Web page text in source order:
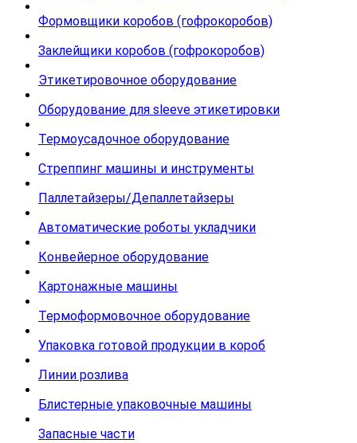
Формовщики коробов (гофрокоробов)
Заклейщики коробов (гофрокоробов)
Этикетировочное оборудование
Оборудование для sleeve этикетировки
Термоусадочное оборудование
Стреппинг машины и инструменты
Паллетайзеры/Депаллетайзеры
Автоматические роботы укладчики
Конвейерное оборудование
Картонажные машины
Термоформовочное оборудование
Упаковка готовой продукции в короб
Линии розлива
Блистерные упаковочные машины
Запасные части